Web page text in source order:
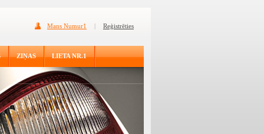
Mans Numur1 | Reģistrēties
ZIŅAS LIETA NR.1